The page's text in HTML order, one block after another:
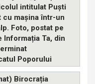
intitulat Puști
cu mașina într-un
Foto, postat pe
Ta, din
Poporului
Birocrația